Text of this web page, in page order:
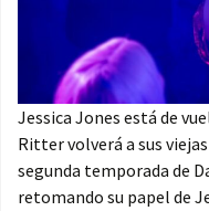
Jessica Jones está de
Ritter volverá a sus
segunda temporada de
retomando su papel de